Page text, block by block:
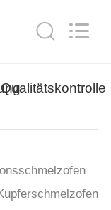
Qualitätskontrolle